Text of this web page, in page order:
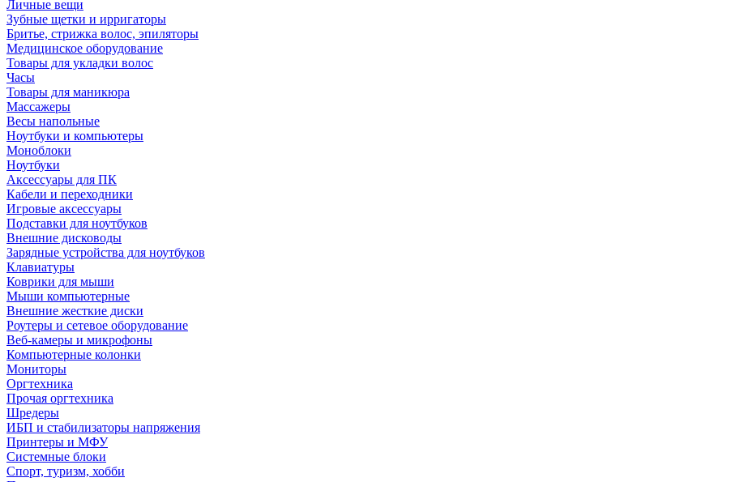
Личные вещи
Зубные щетки и ирригаторы
Бритье, стрижка волос, эпиляторы
Медицинское оборудование
Товары для укладки волос
Часы
Товары для маникюра
Массажеры
Весы напольные
Ноутбуки и компьютеры
Моноблоки
Ноутбуки
Аксессуары для ПК
Кабели и переходники
Игровые аксессуары
Подставки для ноутбуков
Внешние дисководы
Зарядные устройства для ноутбуков
Клавиатуры
Коврики для мыши
Мыши компьютерные
Внешние жесткие диски
Роутеры и сетевое оборудование
Веб-камеры и микрофоны
Компьютерные колонки
Мониторы
Оргтехника
Прочая оргтехника
Шредеры
ИБП и стабилизаторы напряжения
Принтеры и МФУ
Системные блоки
Спорт, туризм, хобби